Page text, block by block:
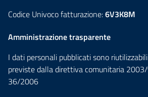
Codice Univoco fatturazione:6V3K8M
Amministrazione trasparente
I dati personali pubblicati sono
previste dalla direttiva comunitaria
36/2006